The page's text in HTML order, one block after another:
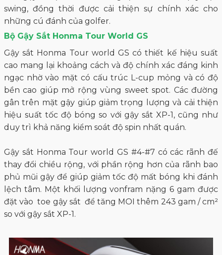
swing, đồng thời được cải thiện sự chính xác cho
những cú đánh của golfer.
Bộ Gậy Sắt Honma Tour World GS
Gậy sắt Honma Tour world GS có thiết kế hiệu suất
cao mang lại khoảng cách và độ chính xác đáng kinh
ngạc nhờ vào mặt có cấu trúc L-cup mỏng và có độ
bền cao giúp mở rộng vùng sweet spot. Các đường
gân trên mặt gậy giúp giảm trọng lượng và cải thiện
hiệu suất tốc độ bóng so với gậy sắt XP-1, cũng như
duy trì khả năng kiểm soát độ spin nhất quán.
Gậy sắt Honma Tour world GS #4-#7 có các rãnh đế
thay đổi chiều rộng, với phần rộng hơn của rãnh bao
phủ mũi gậy để giúp giảm tốc độ mất bóng khi đánh
lệch tâm. Một khối lượng vonfram nặng 6 gam được
đặt vào toe gậy sắt để tăng MOI thêm 243 gam / cm²
so với gậy sắt XP-1.